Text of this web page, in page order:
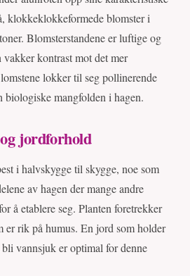
klokkeklokkeformede blomster i
Blomsterstandene er luftige og
vakker kontrast mot det mer
lokker til seg pollinerende
biologiske mangfolden i hagen.
jordforhold
i halvskygge til skygge, noe som
av hagen der mange andre
å etablere seg. Planten foretrekker
er rik på humus. En jord som holder
vannsjuk er optimal for denne